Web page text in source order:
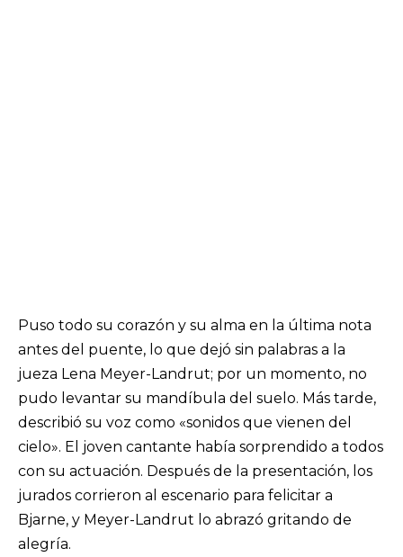
Puso todo su corazón y su alma en la última nota
antes del puente, lo que dejó sin palabras a la
jueza Lena Meyer-Landrut; por un momento, no
pudo levantar su mandíbula del suelo. Más tarde,
describió su voz como «sonidos que vienen del
cielo». El joven cantante había sorprendido a todos
con su actuación. Después de la presentación, los
jurados corrieron al escenario para felicitar a
Bjarne, y Meyer-Landrut lo abrazó gritando de
alegría.